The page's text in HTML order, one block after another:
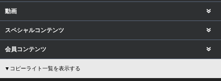
動画
スペシャルコンテンツ
会員コンテンツ
▼コピーライト一覧を表示する